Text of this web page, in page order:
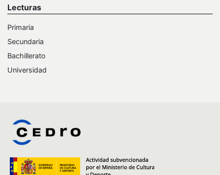
Lecturas
Primaria
Secundaria
Bachillerato
Universidad